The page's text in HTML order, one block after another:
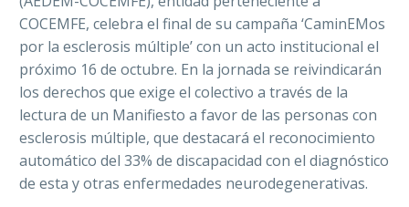
COCEMFE, celebra el final de su campaña ‘CaminEMos
por la esclerosis múltiple’ con un acto institucional el
próximo 16 de octubre. En la jornada se reivindicarán
los derechos que exige el colectivo a través de la
lectura de un Manifiesto a favor de las personas con
esclerosis múltiple, que destacará el reconocimiento
automático del 33% de discapacidad con el diagnóstico
de esta y otras enfermedades neurodegenerativas.